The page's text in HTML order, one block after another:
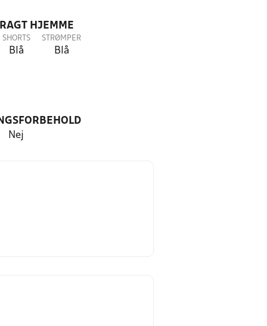
HJEMME
SHORTS
Blå
STRØMPER
Blå
Nej